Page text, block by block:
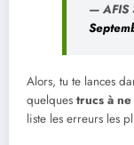
— AFIS
Alors, tu te lances
quelques trucs à
liste les erreurs les